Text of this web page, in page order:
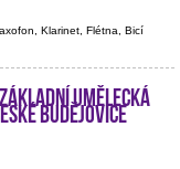
Klarinet, Flétna, Bicí
umělecká
Budějovice